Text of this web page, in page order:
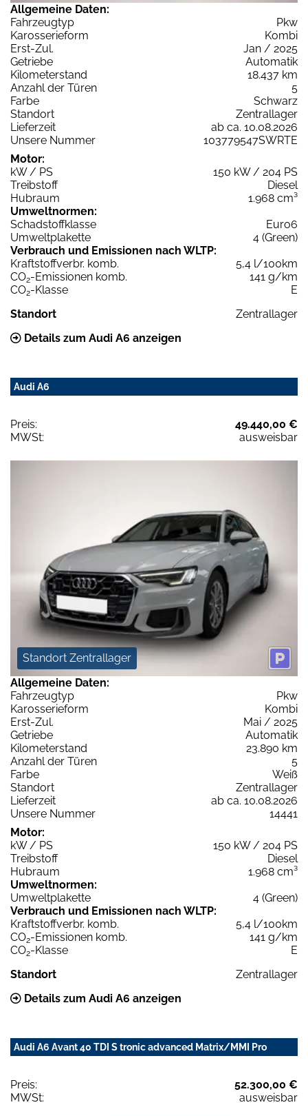
Allgemeine Daten:
Fahrzeugtyp
Pkw
Karosserieform
Kombi
Erst-Zul.
Jan / 2025
Getriebe
Automatik
Kilometerstand
18.437 km
Anzahl der Türen
5
Farbe
Schwarz
Standort
Zentrallager
Lieferzeit
ab ca. 10.08.2026
Unsere Nummer
103779547SWRTE
Motor:
kW / PS
150 kW / 204 PS
Treibstoff
Diesel
Hubraum
1.968 cm³
Umweltnormen:
Schadstoffklasse
Euro6
Umweltplakette
4 (Green)
Verbrauch und Emissionen nach WLTP:
Kraftstoffverbr. komb.
5,4 l/100km
CO2-Emissionen komb.
141 g/km
CO2-Klasse
E
Standort
Zentrallager
Details zum Audi A6 anzeigen
Audi A6
Preis:
49.440,00 €
MWSt:
ausweisbar
Standort Zentrallager
Allgemeine Daten:
Fahrzeugtyp
Pkw
Karosserieform
Kombi
Erst-Zul.
Mai / 2025
Getriebe
Automatik
Kilometerstand
23.890 km
Anzahl der Türen
5
Farbe
Weiß
Standort
Zentrallager
Lieferzeit
ab ca. 10.08.2026
Unsere Nummer
14441
Motor:
kW / PS
150 kW / 204 PS
Treibstoff
Diesel
Hubraum
1.968 cm³
Umweltnormen:
Umweltplakette
4 (Green)
Verbrauch und Emissionen nach WLTP:
Kraftstoffverbr. komb.
5,4 l/100km
CO2-Emissionen komb.
141 g/km
CO2-Klasse
E
Standort
Zentrallager
Details zum Audi A6 anzeigen
Audi A6 Avant 40 TDI S tronic advanced Matrix/MMI Pro
Preis:
52.300,00 €
MWSt:
ausweisbar